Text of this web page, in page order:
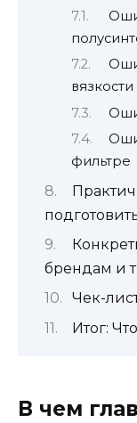
фильтре
брендам и
Чек-
Итог:
В чем